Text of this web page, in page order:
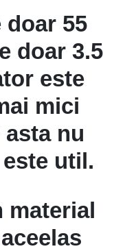
doar 55
doar 3.5
este
mici
nu
util.
material